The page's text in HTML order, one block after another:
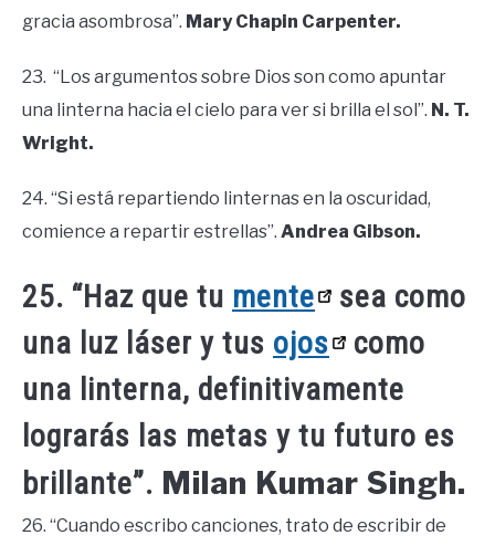
gracia asombrosa”. Mary Chapin Carpenter.
23. “Los argumentos sobre Dios son como apuntar
una linterna hacia el cielo para ver si brilla el sol”. N. T.
Wright.
24. “Si está repartiendo linternas en la oscuridad,
comience a repartir estrellas”. Andrea Gibson.
25. “Haz que tu mente
sea como
una luz láser y tus ojos
como
una linterna, definitivamente
lograrás las metas y tu futuro es
brillante”. Milan Kumar Singh.
26. “Cuando escribo canciones, trato de escribir de